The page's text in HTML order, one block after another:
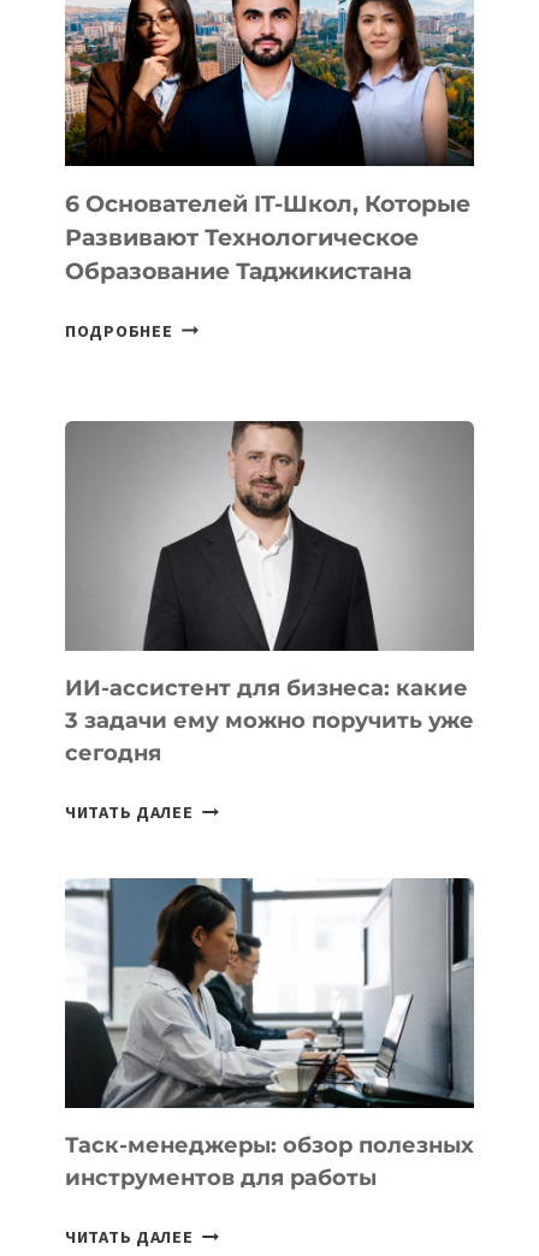
НОВОГО
УСТРОЙСТВА
ОТ
OPENAI
6 Основателей IT-Школ, Которые
Развивают Технологическое
Образование Таджикистана
ПОДРОБНЕЕ 6
КОТОРЫЕ
РАЗВИВАЮТ
ТЕХНОЛОГИЧЕСКОЕ
ОБРАЗОВАНИЕ
ТАДЖИКИСТАНА
ИИ-ассистент для бизнеса: какие
3 задачи ему можно поручить уже
сегодня
ЧИТАТЬ ДАЛЕЕ ИИ-
БИЗНЕСА:
КАКИЕ
3
ЗАДАЧИ
ЕМУ
МОЖНО
ПОРУЧИТЬ
УЖЕ
СЕГОДНЯ
Таск-менеджеры: обзор полезных
инструментов для работы
ЧИТАТЬ ДАЛЕЕ ТАСК-